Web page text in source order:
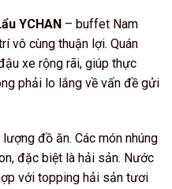
YCHAN – buffet Nam
vô cùng thuận lợi. Quán
xe rộng rãi, giúp thực
phải lo lắng về vấn đề gửi
đồ ăn. Các món nhúng
đặc biệt là hải sản. Nước
với topping hải sản tươi